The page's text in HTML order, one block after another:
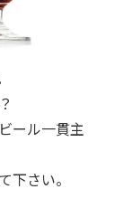
ール一貫主
下さい。